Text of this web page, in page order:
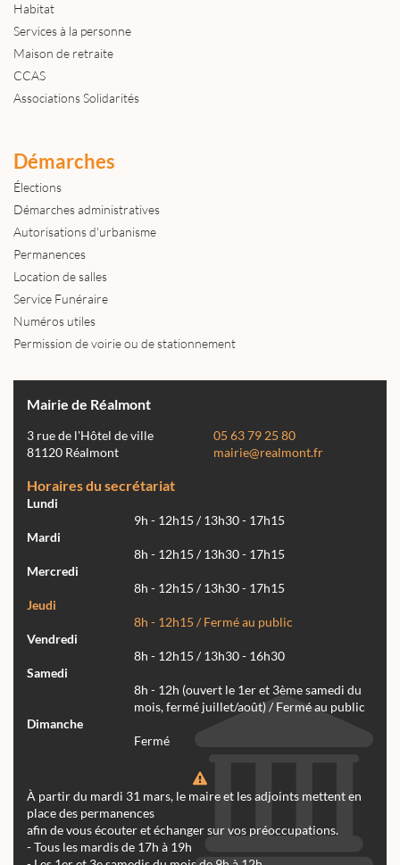
Habitat
Services à la personne
Maison de retraite
CCAS
Associations Solidarités
Démarches
Élections
Démarches administratives
Autorisations d'urbanisme
Permanences
Location de salles
Service Funéraire
Numéros utiles
Permission de voirie ou de stationnement
Mairie de Réalmont
3 rue de l'Hôtel de ville
81120 Réalmont
05 63 79 25 80
mairie@realmont.fr
Horaires du secrétariat
Lundi
9h - 12h15 / 13h30 - 17h15
Mardi
8h - 12h15 / 13h30 - 17h15
Mercredi
8h - 12h15 / 13h30 - 17h15
Jeudi
8h - 12h15 / Fermé au public
Vendredi
8h - 12h15 / 13h30 - 16h30
Samedi
8h - 12h (ouvert le 1er et 3ème samedi du
mois, fermé juillet/août) / Fermé au public
Dimanche
Fermé
À partir du mardi 31 mars, le maire et les adjoints mettent en
place des permanences
afin de vous écouter et échanger sur vos préoccupations.
- Tous les mardis de 17h à 19h